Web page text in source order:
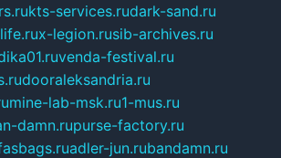
kts-services.rudark-sand.ru
x-legion.rusib-archives.ru
venda-festival.ru
dooraleksandria.ru
mine-lab-msk.ru1-mus.ru
damn.rupurse-factory.ru
adler-jun.rubandamn.ru